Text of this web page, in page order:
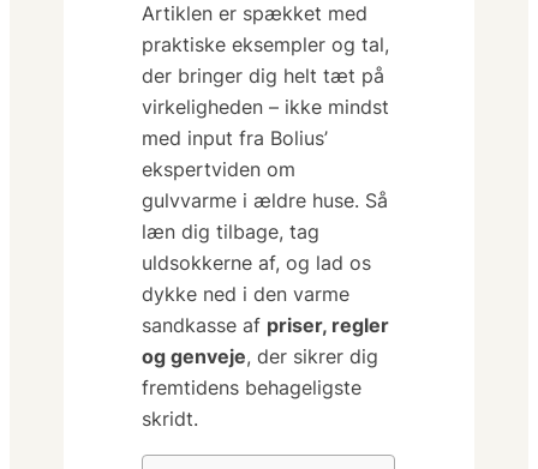
Artiklen er spækket med
praktiske eksempler og tal,
der bringer dig helt tæt på
virkeligheden – ikke mindst
med input fra Bolius’
ekspertviden om
gulvvarme i ældre huse. Så
læn dig tilbage, tag
uldsokkerne af, og lad os
dykke ned i den varme
sandkasse af priser, regler
og genveje, der sikrer dig
fremtidens behageligste
skridt.